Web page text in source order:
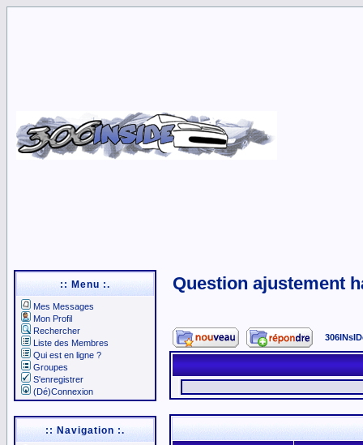
:: Menu :.
Mes Messages
Mon Profil
Rechercher
Liste des Membres
Qui est en ligne ?
Groupes
S'enregistrer
(Dé)Connexion
:: Navigation :.
Question ajustement